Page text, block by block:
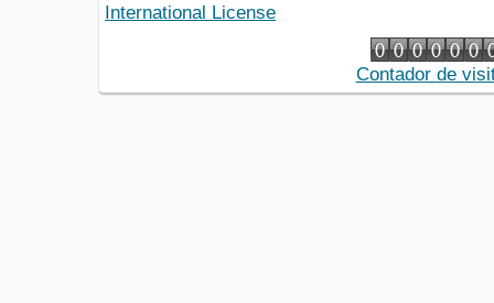
International License
Contador de